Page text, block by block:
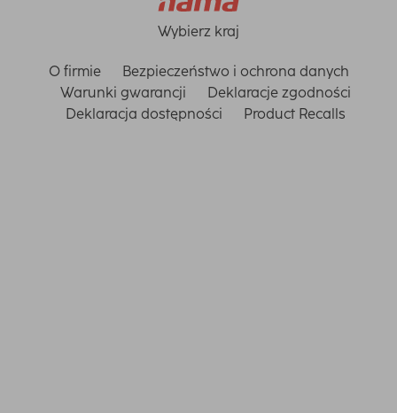
Wybierz kraj
O firmie
Bezpieczeństwo i ochrona danych
Warunki gwarancji
Deklaracje zgodności
Deklaracja dostępności
Product Recalls